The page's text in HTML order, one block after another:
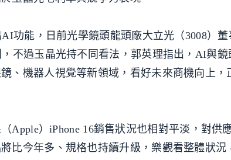
功能，日前光學鏡頭龍頭廠大立光（3008）董
不過玉晶光持不同看法，郭英理指出，AI與鏡
、機器人視覺等新領域，看好未來商機向上
Apple）iPhone 16銷售狀況也相對平淡，對供
比今年多、規格也持續升級，樂觀看整體狀況